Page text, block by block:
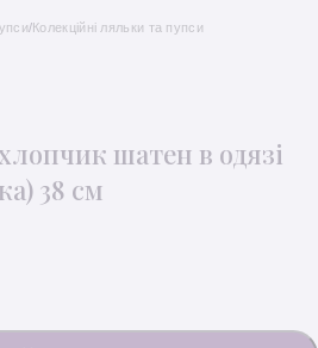
/Колекційні ляльки та пупси
шатен в одязі
38 см